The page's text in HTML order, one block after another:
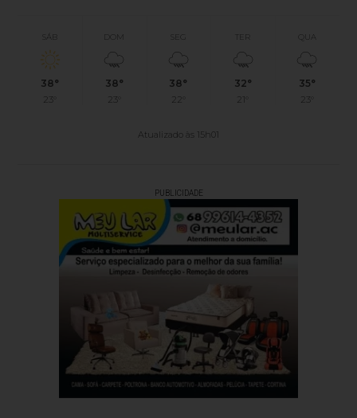
SÁB
38°
23°
DOM
38°
23°
SEG
38°
TER
32°
21°
QUA
35°
23°
Atualizado às 15h01
PUBLICIDADE